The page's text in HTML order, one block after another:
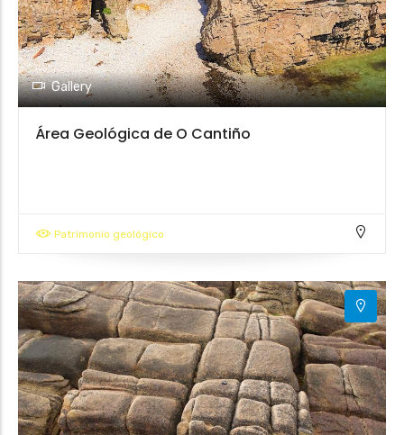
Gallery
Área Geológica de O Cantiño
Patrimonio geológico